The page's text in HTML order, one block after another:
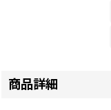
商品詳細